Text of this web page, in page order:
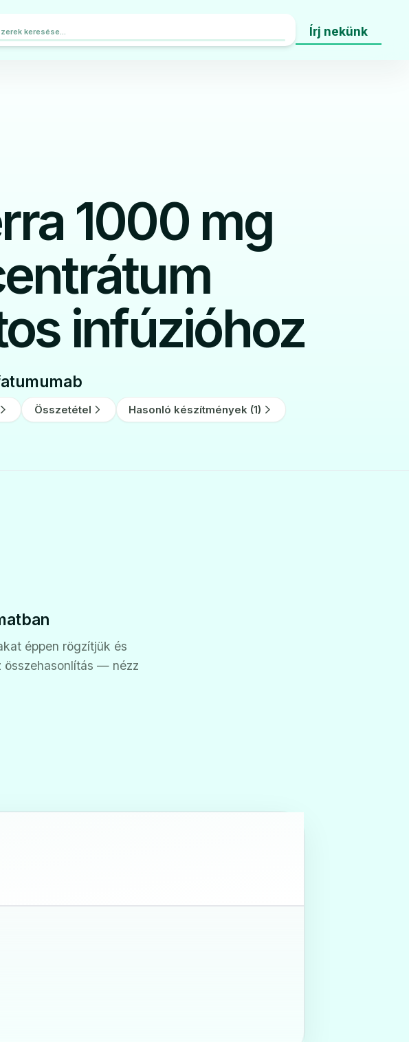
Írj nekünk
1000 mg
infúzióhoz
Összetétel Hasonló készítmények (1)
éppen rögzítjük és
összehasonlítás — nézz